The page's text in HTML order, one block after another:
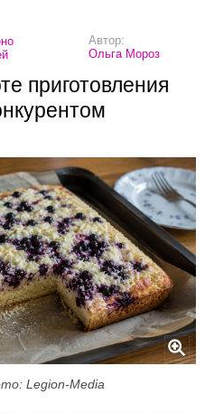
Автор:
Ольга Мороз
приготовления
Legion-Media